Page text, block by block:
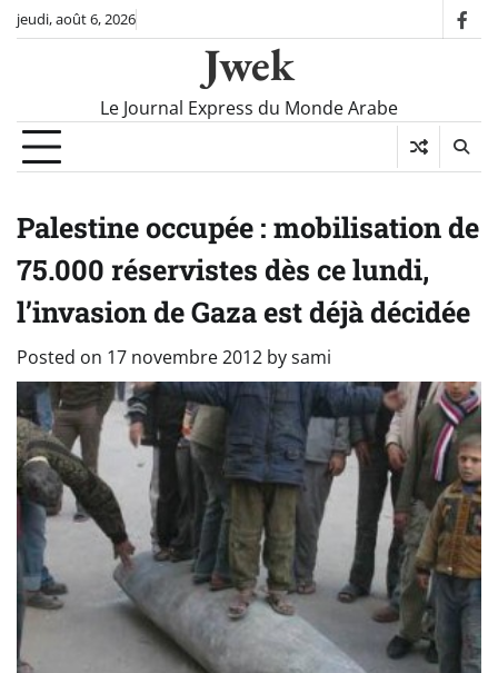
Skipjeudi, août 6, 2026
Jwek
Le Journal Express du Monde Arabe
Palestine occupée : mobilisation de
75.000 réservistes dès ce lundi,
l’invasion de Gaza est déjà décidée
Posted on 17 novembre 2012 bysami